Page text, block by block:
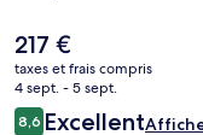
spécialités Cuisine
place, on trouve un bar /
remous. Sympa non ?
attentionné et
courte distance à pied
Le
prix
actuel
est
de
217 €
taxes et frais compris
4 sept. - 5 sept.
Avis
8,68,6 sur 10
Excellent